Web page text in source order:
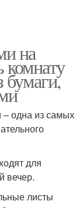
на
бумаги,
– одна из самых
для
вечер.
листы